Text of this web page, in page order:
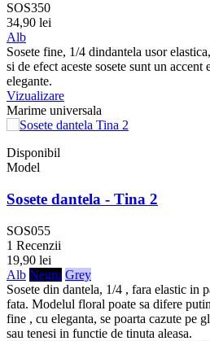
SOS350
34,90 lei
Alb
Sosete fine, 1/4 dindantela usor
si de efect aceste sosete sunt un
elegante.
Vizualizare
Marime universala
Disponibil
Model
Sosete dantela - Tina 2
SOS055
1 Recenzii
19,90 lei
Alb Negru Grey
Sosete din dantela, 1/4 , fara elastic in
fata. Modelul floral poate sa difere
fine , cu eleganta, se poarta cazute pe
sau tenesi in functie de tinuta aleasa.